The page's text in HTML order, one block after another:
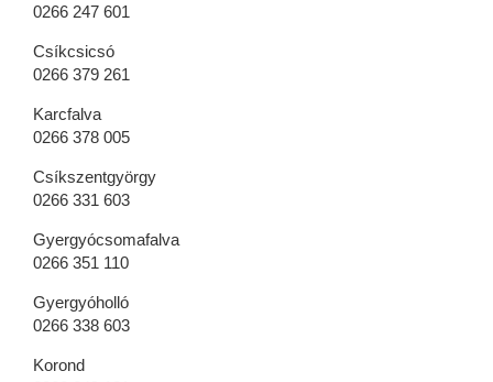
0266 247 601
Csíkcsicsó
0266 379 261
Karcfalva
0266 378 005
Csíkszentgyörgy
0266 331 603
Gyergyócsomafalva
0266 351 110
Gyergyóholló
0266 338 603
Korond